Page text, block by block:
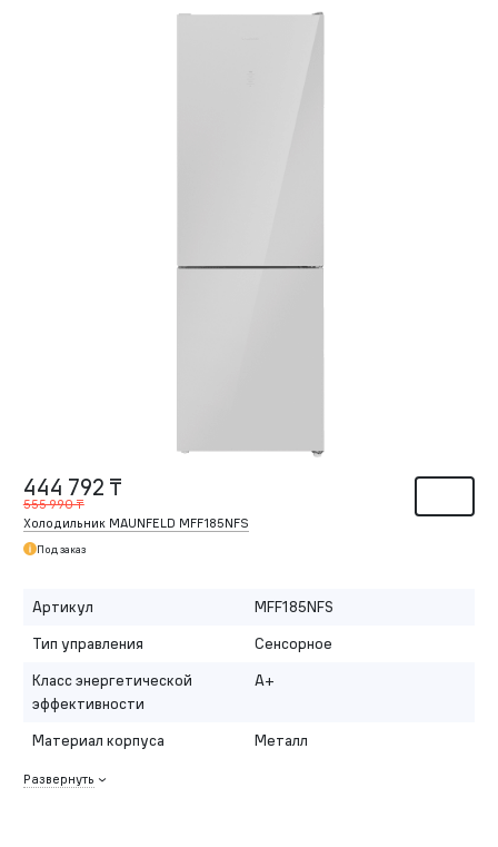
444 792 ₸
555 990 ₸
Холодильник MAUNFELD MFF185NFS
Под заказ
Артикул
MFF185NFS
Тип управления
Сенсорное
Класс энергетической
эффективности
A+
Материал корпуса Металл
Развернуть